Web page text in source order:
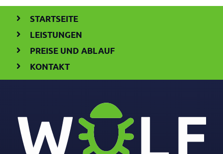
STARTSEITE
LEISTUNGEN
PREISE UND ABLAUF
KONTAKT